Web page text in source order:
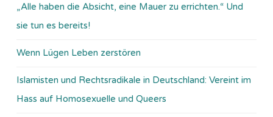
„Alle haben die Absicht, eine Mauer zu errichten.“ Und
sie tun es bereits!
Wenn Lügen Leben zerstören
Islamisten und Rechtsradikale in Deutschland: Vereint im
Hass auf Homosexuelle und Queers